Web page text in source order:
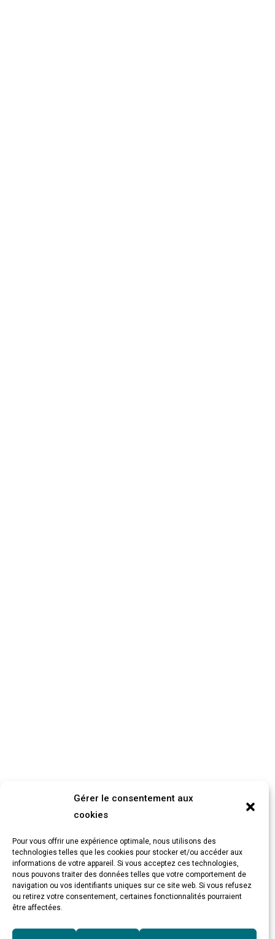
Gérer le consentement aux
cookies
Pour vous offrir une expérience optimale, nous utilisons des
technologies telles que les cookies pour stocker et/ou accéder aux
informations de votre appareil. Si vous acceptez ces technologies,
nous pouvons traiter des données telles que votre comportement de
navigation ou vos identifiants uniques sur ce site web. Si vous refusez
ou retirez votre consentement, certaines fonctionnalités pourraient
être affectées.